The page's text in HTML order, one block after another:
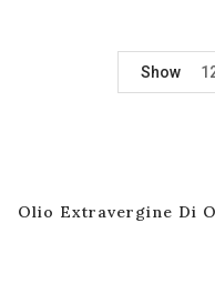
Show
Olio Extravergine Di